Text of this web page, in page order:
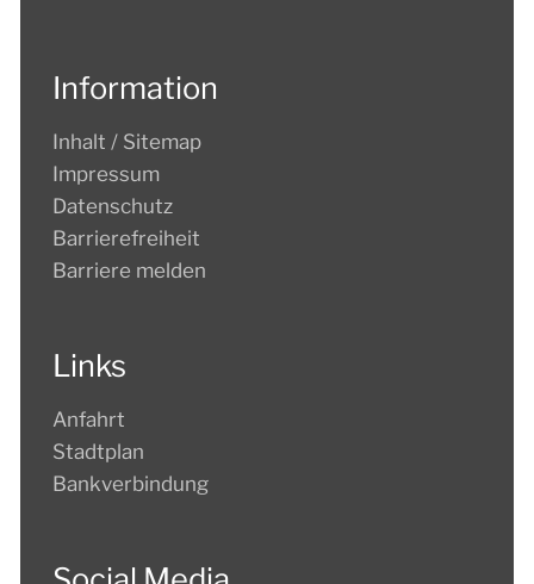
Information
Inhalt / Sitemap
Impressum
Datenschutz
Barrierefreiheit
Barriere melden
Links
Anfahrt
Stadtplan
Bankverbindung